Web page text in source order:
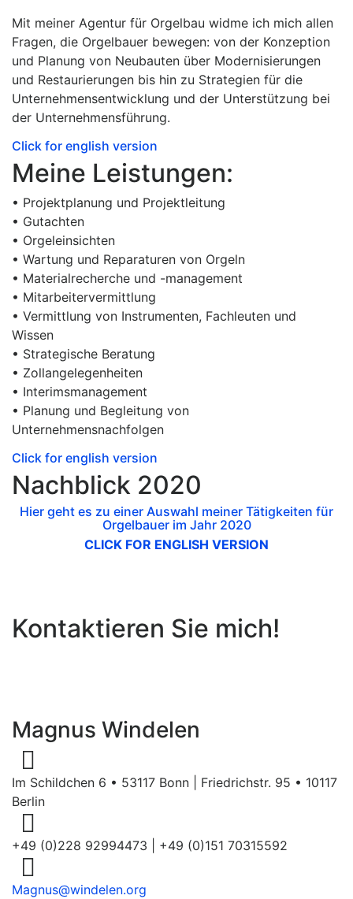
Mit meiner Agentur für Orgelbau widme ich mich allen
Fragen, die Orgelbauer bewegen: von der Konzeption
und Planung von Neubauten über Modernisierungen
und Restaurierungen bis hin zu Strategien für die
Unternehmensentwicklung und der Unterstützung bei
der Unternehmensführung.
Click for english version
Meine Leistungen:
• Projektplanung und Projektleitung
• Gutachten
• Orgeleinsichten
• Wartung und Reparaturen von Orgeln
• Materialrecherche und -management
• Mitarbeitervermittlung
• Vermittlung von Instrumenten, Fachleuten und
Wissen
• Strategische Beratung
• Zollangelegenheiten
• Interimsmanagement
• Planung und Begleitung von
Unternehmensnachfolgen
Click for english version
Nachblick 2020
Hier geht es zu einer Auswahl meiner Tätigkeiten für
Orgelbauer im Jahr 2020
CLICK FOR ENGLISH VERSION
Kontaktieren Sie mich!
Magnus Windelen
Im Schildchen 6 • 53117 Bonn | Friedrichstr. 95 • 10117
Berlin
+49 (0)228 92994473 | +49 (0)151 70315592
Magnus@windelen.org